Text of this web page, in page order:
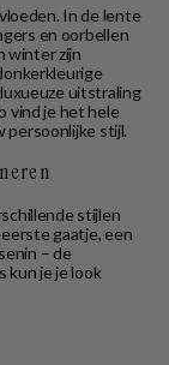
In de lente
en oorbellen
winter zijn
uitstraling
vind je het hele
persoonlijke stijl.
stijlen
gaatje, een
– de
kun je je look